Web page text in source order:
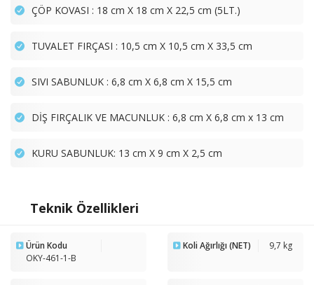
ÇÖP KOVASI : 18 cm X 18 cm X 22,5 cm (5LT.)
TUVALET FIRÇASI : 10,5 cm X 10,5 cm X 33,5 cm
SIVI SABUNLUK : 6,8 cm X 6,8 cm X 15,5 cm
DİŞ FIRÇALIK VE MACUNLUK : 6,8 cm X 6,8 cm x 13 cm
KURU SABUNLUK: 13 cm X 9 cm X 2,5 cm
Teknik Özellikleri
Ürün Kodu
OKY-461-1-B
Koli Ağırlığı (NET) 9,7 kg